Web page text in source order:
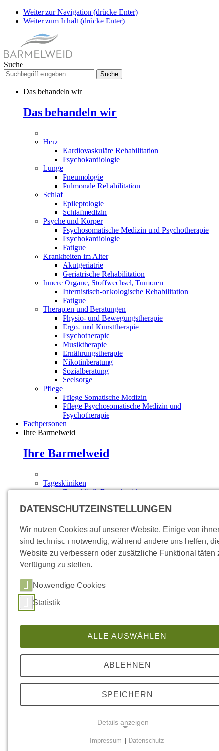
Weiter zur Navigation (drücke Enter)
Weiter zum Inhalt (drücke Enter)
Suche
Das behandeln wir
Das behandeln wir
Herz
Kardiovaskuläre Rehabilitation
Psychokardiologie
Lunge
Pneumologie
Pulmonale Rehabilitation
Schlaf
Epileptologie
Schlafmedizin
Psyche und Körper
Psychosomatische Medizin und Psychotherapie
Psychokardiologie
Fatigue
Krankheiten im Alter
Akutgeriatrie
Geriatrische Rehabilitation
Innere Organe, Stoffwechsel, Tumoren
Internistisch-onkologische Rehabilitation
Fatigue
Therapien und Beratungen
Physio- und Bewegungstherapie
Ergo- und Kunsttherapie
Psychotherapie
Musiktherapie
Ernährungstherapie
Nikotinberatung
Sozialberatung
Seelsorge
Pflege
Pflege Somatische Medizin
Pflege Psychosomatische Medizin und
Psychotherapie
Fachpersonen
Ihre Barmelweid
Ihre Barmelweid
Tageskliniken
Tagesklinik Barmelweid
Ambulatorien
Ambulatorium Brugg
Medizinisches Angebot
Fachgebiete
Akutgeriatrie
Diagnostik
Diagnostik
Sprechstunden
Epileptologie
Übersicht
Diagnostik
Sprechstunden
Geriatrische Rehabilitation
Übersicht
Kardiovaskuläre Rehabilitation
Übersicht
Leistungsangebot
DATENSCHUTZEINSTELLUNGEN
Wir nutzen Cookies auf unserer Website. Einige von
sind technisch notwendig, während andere uns helfen,
Website zu verbessern oder zusätzliche Funktionalitäten
Verfügung zu stellen.
Notwendige Cookies
Statistik
ALLE AUSWÄHLEN
ABLEHNEN
SPEICHERN
Details anzeigen
Impressum Datenschutz